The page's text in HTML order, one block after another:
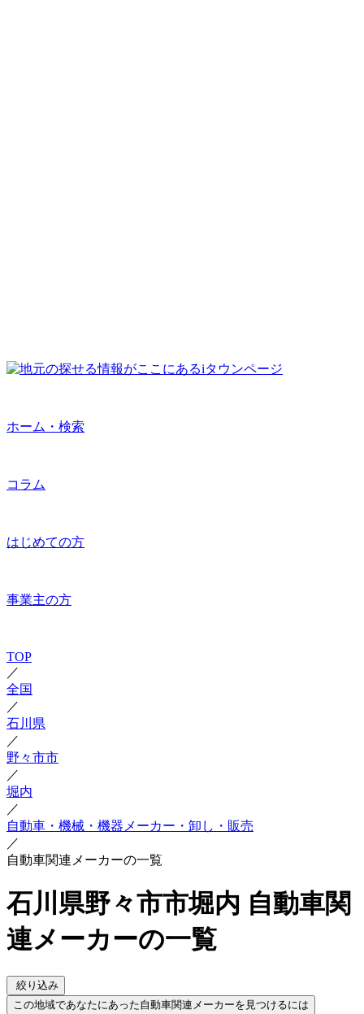
ホーム・検索
コラム
はじめての方
事業主の方
TOP
／
全国
／
石川県
／
野々市市
／
堀内
／
自動車・機械・機器メーカー・卸し・販売
／
自動車関連メーカーの一覧
石川県野々市市堀内 自動車関
連メーカーの一覧
絞り込み
この地域であなたにあった自動車関連メーカーを見つけるには